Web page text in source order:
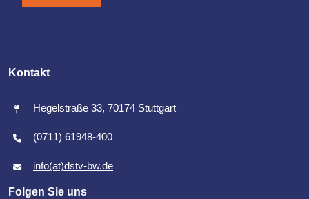
Kontakt
Hegelstraße 33, 70174 Stuttgart
(0711) 61948-400
info(at)dstv-bw.de
Folgen Sie uns